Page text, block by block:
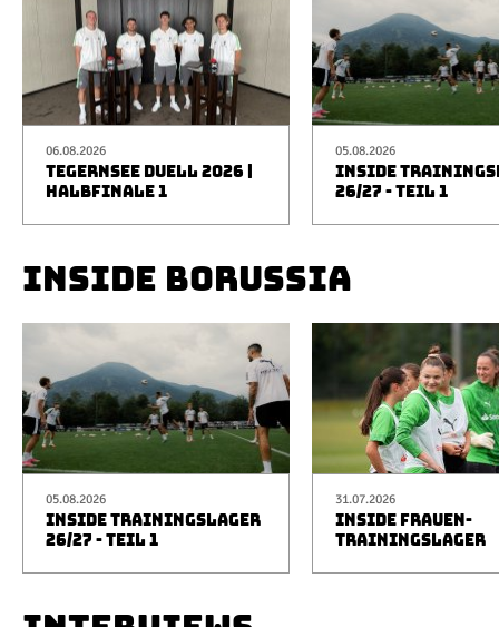
06.08.2026
TEGERNSEE DUELL 2026 |
HALBFINALE 1
05.08.2026
INSIDE
26/27 - TEIL 1
INSIDE BORUSSIA
05.08.2026
INSIDE TRAININGSLAGER
26/27 - TEIL 1
31.07.2026
INSIDE FRAUEN-
TRAININGSLAGER